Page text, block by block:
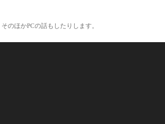
のほかPCの話もしたりします。